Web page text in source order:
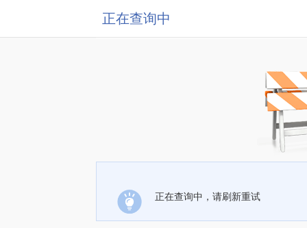
正在查询中
正在查询中，请刷新重试